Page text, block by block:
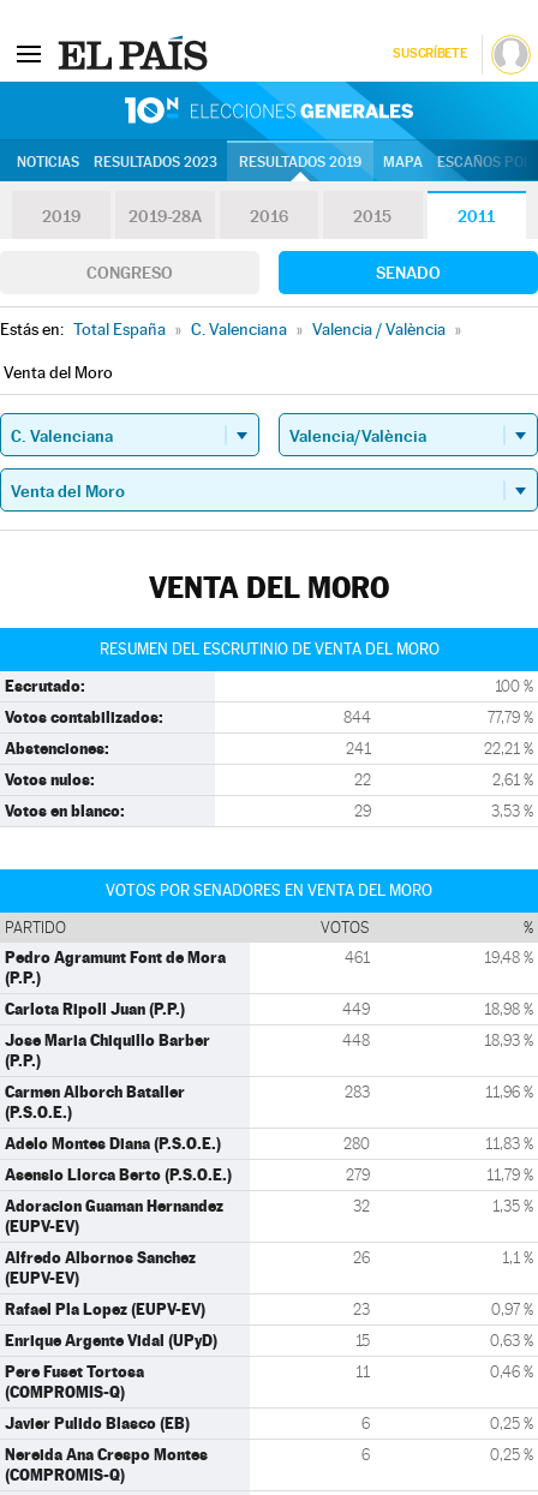
SUSCRÍBETE
NOTICIAS RESULTADOS 2023 RESULTADOS 2019 MAPA ESCAÑOS
2019 2019-28A 2016 2015 2011
CONGRESO SENADO
Estás en: Total España » C. Valenciana » Valencia / València »
Venta del Moro
VENTA DEL MORO
RESUMEN DEL ESCRUTINIO DE VENTA DEL MORO
Escrutado: 100 %
Votos contabilizados: 844 77,79 %
Abstenciones: 241 22,21 %
Votos nulos: 22 2,61 %
Votos en blanco: 29 3,53 %
VOTOS POR SENADORES EN VENTA DEL MORO
PARTIDO VOTOS %
Pedro Agramunt Font de Mora
(P.P.)
461 19,48 %
Carlota Ripoll Juan (P.P.) 449 18,98 %
Jose Maria Chiquillo Barber
(P.P.)
448 18,93 %
Carmen Alborch Bataller
(P.S.O.E.)
283 11,96 %
Adelo Montes Diana (P.S.O.E.) 280 11,83 %
Asensio Llorca Berto (P.S.O.E.) 279 11,79 %
Adoracion Guaman Hernandez
(EUPV-EV)
32 1,35 %
Alfredo Albornos Sanchez
(EUPV-EV)
26 1,1 %
Rafael Pla Lopez (EUPV-EV) 23 0,97 %
Enrique Argente Vidal (UPyD) 15 0,63 %
Pere Fuset Tortosa
(COMPROMIS-Q)
11 0,46 %
Javier Pulido Blasco (EB) 6 0,25 %
Nereida Ana Crespo Montes
(COMPROMIS-Q)
6 0,25 %